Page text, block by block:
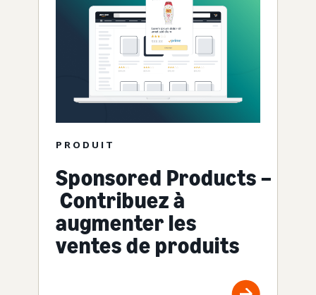
PRODUIT
Sponsored Products –
Contribuez à
augmenter les
ventes de produits